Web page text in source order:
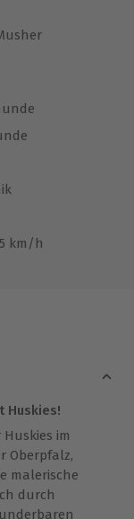
km/h
Huskies!
im
Oberpfalz,
malerische
durch